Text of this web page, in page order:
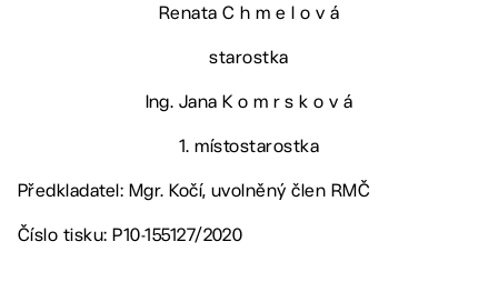
Renata C h m e l o v á
starostka
Ing. Jana K o m r s k o v á
1. místostarostka
Předkladatel: Mgr. Kočí, uvolněný člen RMČ
Číslo tisku: P10-155127/2020